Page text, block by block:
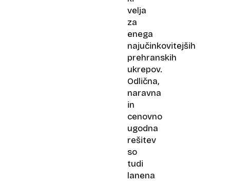
velja
za
enega
najučinkovitejših
prehranskih
ukrepov.
Odlična,
naravna
in
cenovno
ugodna
rešitev
so
tudi
lanena